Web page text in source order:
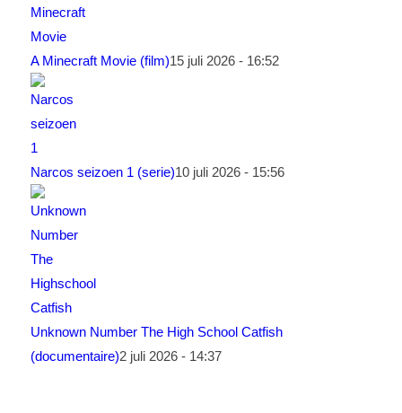
A Minecraft Movie (film)15 juli 2026 - 16:52
Narcos seizoen 1 (serie)10 juli 2026 - 15:56
Unknown Number The High School Catfish
(documentaire)2 juli 2026 - 14:37